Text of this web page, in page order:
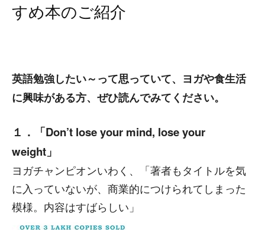
すめ本のご紹介
英語勉強したい～って思っていて、ヨガや食生活
に興味がある方、ぜひ読んでみてください。
１．「Don’t lose your mind, lose your
weight」
ヨガチャンピオンいわく、「著者もタイトルを気
に入っていないが、商業的につけられてしまった
模様。内容はすばらしい」